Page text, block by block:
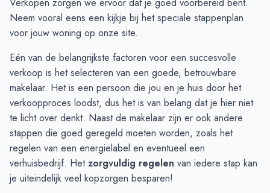
Januari
11
16
Februari
12
17
April
15
20
Mei
14
24
Juni
14 30
Verkopen zorgen we ervoor dat je goed voorbereid bent.
Neem vooral eens een kijkje bij het speciale stappenplan
voor jouw woning op onze site.
Eén van de belangrijkste factoren voor een succesvolle
verkoop is het selecteren van een goede, betrouwbare
makelaar. Het is een persoon die jou en je huis door het
verkoopproces loodst, dus het is van belang dat je hier niet
te licht over denkt. Naast de makelaar zijn er ook andere
stappen die goed geregeld moeten worden, zoals het
regelen van een energielabel en eventueel een
verhuisbedrijf. Hetzorgvuldig regelen van iedere stap kan
je uiteindelijk veel kopzorgen besparen!